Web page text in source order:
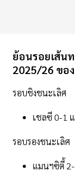
ย้อนรอยเส้น
2025/26 ขอ
รอบชิงชนะเลิศ
เชลซี 0-1
รอบรองชนะเลิศ
แมนฯซิตี้